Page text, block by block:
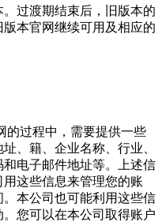
过渡期结束后，旧版本的
本官网继续可用及相应的
的过程中，需要提供一些
、籍、企业名称、行业、
电子邮件地址等。上述信
这些信息来管理您的账
本公司也可能利用这些信
您可以在本公司取得账户